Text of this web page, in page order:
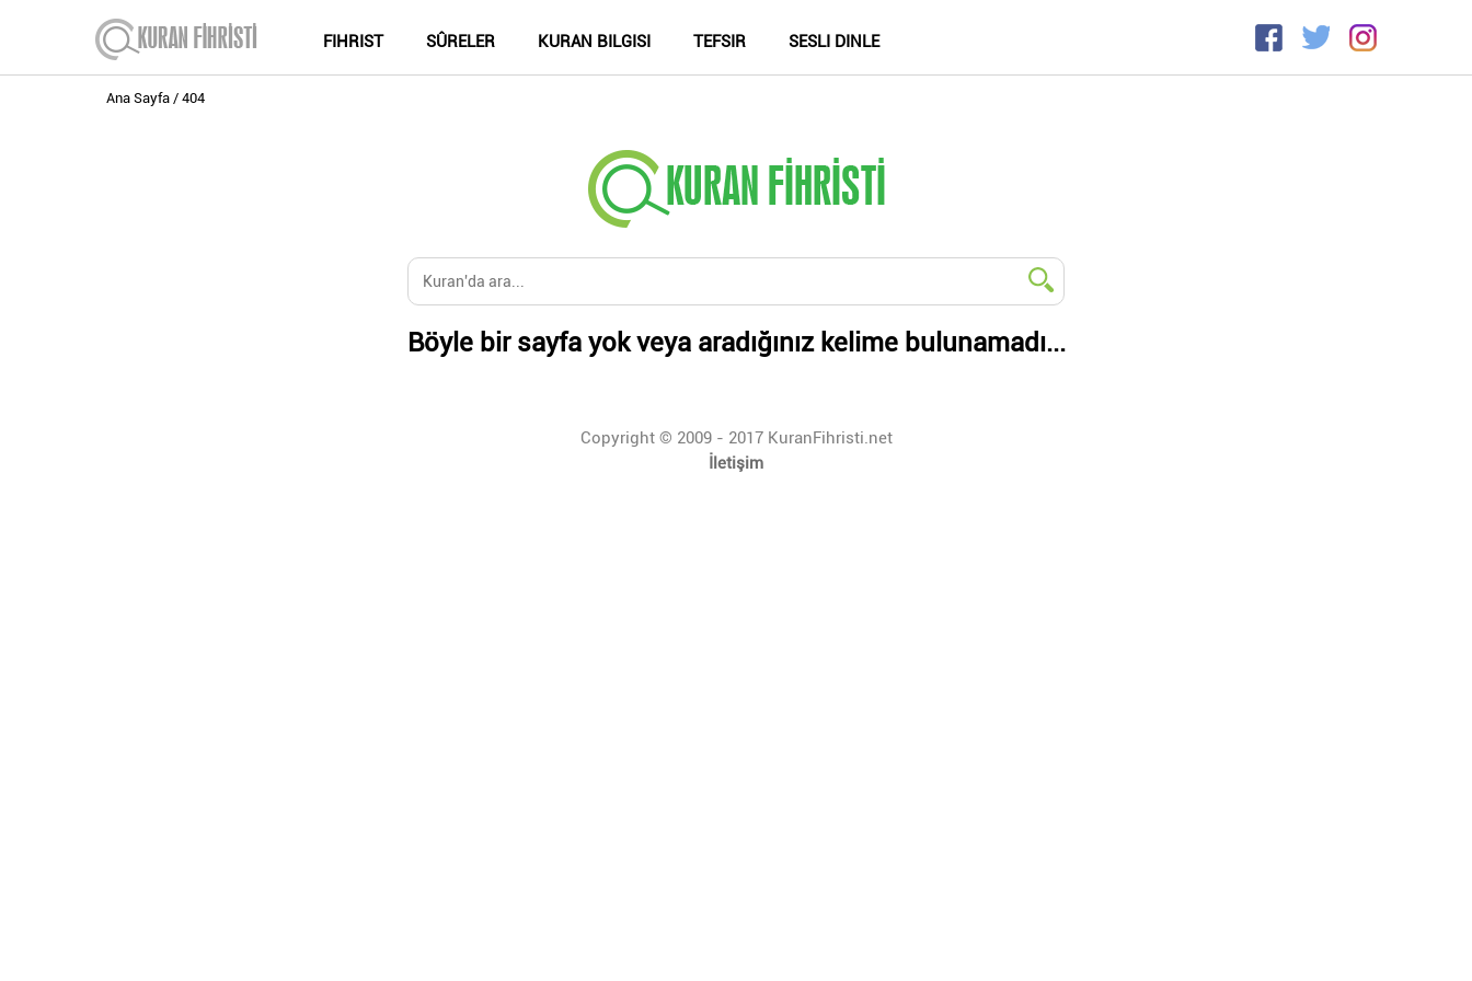
FIHRIST SÛRELER KURAN BILGISI TEFSIR SESLI DINLE
Ana Sayfa 404
Böyle bir sayfa yok veya aradığınız kelime bulunamadı...
Copyright © 2009 - 2017 KuranFihristi.net
İletişim